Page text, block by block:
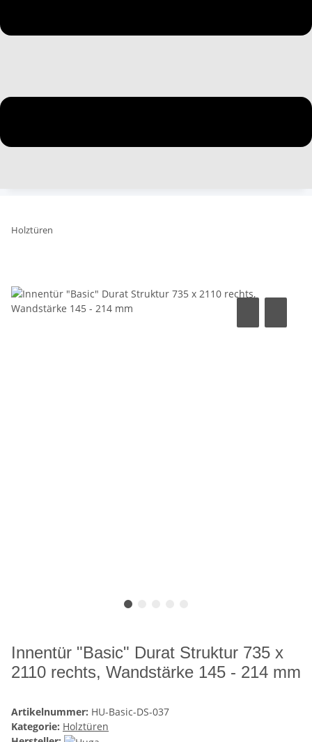
Holztüren
Innentür "Basic" Durat Struktur 735 x
2110 rechts, Wandstärke 145 - 214 mm
Artikelnummer: HU-Basic-DS-037
Kategorie: Holztüren